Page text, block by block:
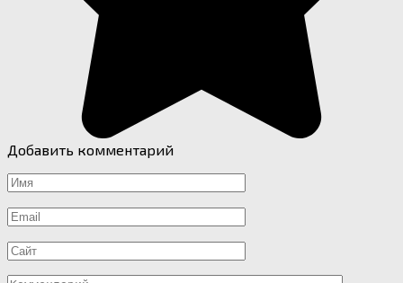
Добавить комментарий
Имя
*
Email
*
Сайт